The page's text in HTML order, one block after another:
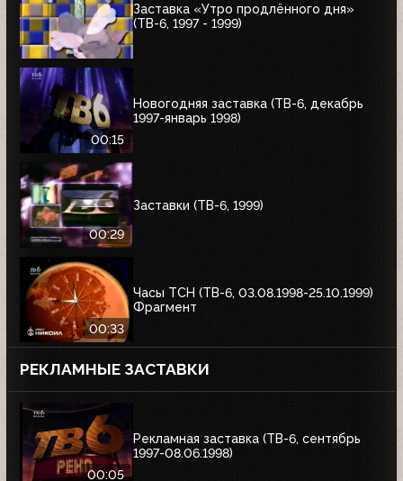
Заставка «Утро продлённого дня»
(ТВ-6, 1997 - 1999)
00:15
Новогодняя заставка (ТВ-6, декабрь
1997-январь 1998)
00:29
Заставки (ТВ-6, 1999)
00:33
Часы ТСН (ТВ-6, 03.08.1998-25.10.1999)
Фрагмент
РЕКЛАМНЫЕ ЗАСТАВКИ
00:05
Рекламная заставка (ТВ-6, сентябрь
1997-08.06.1998)